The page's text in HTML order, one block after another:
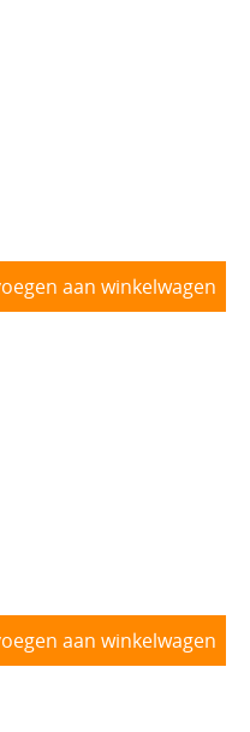
aan winkelwagen
aan winkelwagen